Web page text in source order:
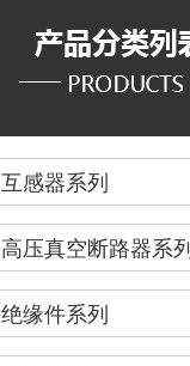
互感器系列
高压真空断路器系列
绝缘件系列